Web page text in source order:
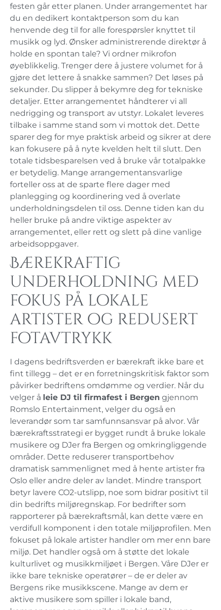
festen går etter planen. Under arrangementet har
du en dedikert kontaktperson som du kan
henvende deg til for alle forespørsler knyttet til
musikk og lyd. Ønsker administrerende direktør å
holde en spontan tale? Vi ordner mikrofon
øyeblikkelig. Trenger dere å justere volumet for å
gjøre det lettere å snakke sammen? Det løses på
sekunder. Du slipper å bekymre deg for tekniske
detaljer. Etter arrangementet håndterer vi all
nedrigging og transport av utstyr. Lokalet leveres
tilbake i samme stand som vi mottok det. Dette
sparer deg for mye praktisk arbeid og sikrer at dere
kan fokusere på å nyte kvelden helt til slutt. Den
totale tidsbesparelsen ved å bruke vår totalpakke
er betydelig. Mange arrangementansvarlige
forteller oss at de sparte flere dager med
planlegging og koordinering ved å overlate
underholdningsdelen til oss. Denne tiden kan du
heller bruke på andre viktige aspekter av
arrangementet, eller rett og slett på dine vanlige
arbeidsoppgaver.
Bærekraftig
underholdning med
fokus på lokale
artister og redusert
fotavtrykk
I dagens bedriftsverden er bærekraft ikke bare et
fint tillegg – det er en forretningskritisk faktor som
påvirker bedriftens omdømme og verdier. Når du
velger å leie DJ til firmafest i Bergen gjennom
Romslo Entertainment, velger du også en
leverandør som tar samfunnsansvar på alvor. Vår
bærekraftsstrategi er bygget rundt å bruke lokale
musikere og DJer fra Bergen og omkringliggende
områder. Dette reduserer transportbehov
dramatisk sammenlignet med å hente artister fra
Oslo eller andre deler av landet. Mindre transport
betyr lavere CO2-utslipp, noe som bidrar positivt til
din bedrifts miljøregnskap. For bedrifter som
rapporterer på bærekraftsmål, kan dette være en
verdifull komponent i den totale miljøprofilen. Men
fokuset på lokale artister handler om mer enn bare
miljø. Det handler også om å støtte det lokale
kulturlivet og musikkmiljøet i Bergen. Våre DJer er
ikke bare tekniske operatører – de er deler av
Bergens rike musikkscene. Mange av dem er
aktive musikere som spiller i lokale band,